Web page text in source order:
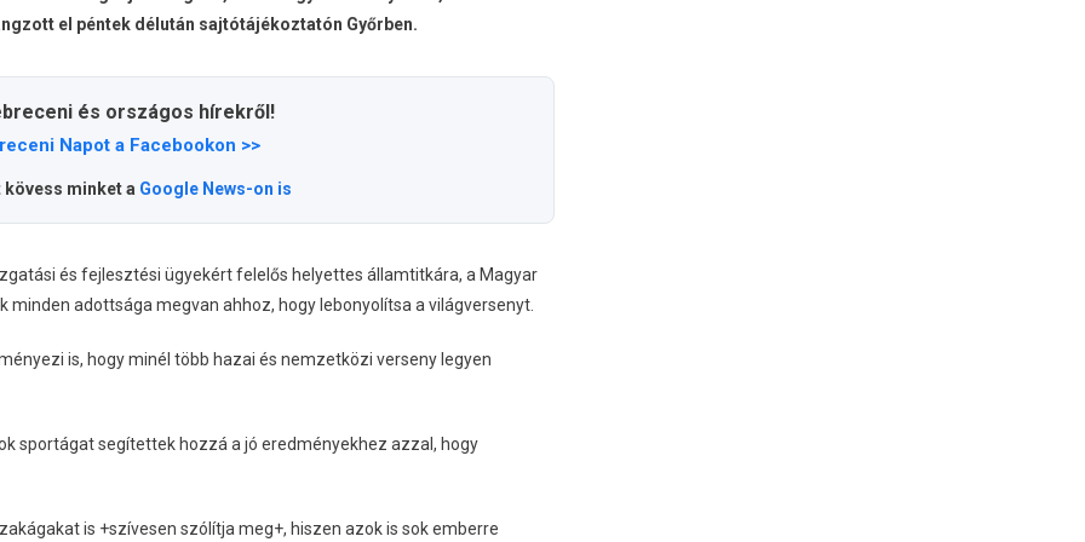
el péntek délután sajtótájékoztatón Győrben.
és országos hírekről!
Napot a Facebookon >>
minket a Google News-on is
és fejlesztési ügyekért felelős helyettes államtitkára, a Magyar
minden adottsága megvan ahhoz, hogy lebonyolítsa a világversenyt.
is, hogy minél több hazai és nemzetközi verseny legyen
sportágat segítettek hozzá a jó eredményekhez azzal, hogy
is +szívesen szólítja meg+, hiszen azok is sok emberre